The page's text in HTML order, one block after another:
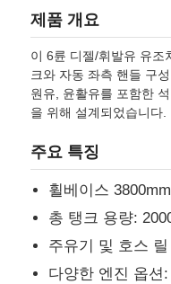
연락처
뉴스
모든 케이스
견적 요청
탱크 반 트레일러
제품 개요
이 6륜 디젤/휘발유 유조
크와 자동 좌측 핸들 구
원유, 윤활유를 포함한
을 위해 설계되었습니다.
주요 특징
휠베이스
총 탱크 용량:
주유기 및 호스
다양한 엔진 옵션